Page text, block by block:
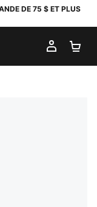
DE 75 $ ET PLUS
MON